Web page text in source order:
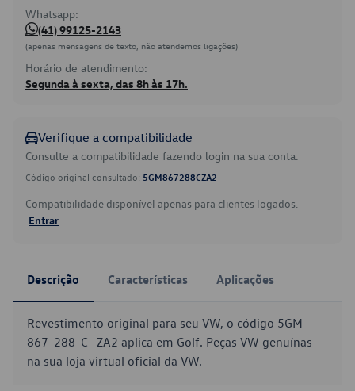
Whatsapp:
(41) 99125-2143
(apenas mensagens de texto, não atendemos ligações)
Horário de atendimento:
Segunda à sexta, das 8h às 17h.
Verifique a compatibilidade
Consulte a compatibilidade fazendo login na sua conta.
Código original consultado: 5GM867288CZA2
Compatibilidade disponível apenas para clientes logados.
Entrar
Descrição Características Aplicações
Revestimento original para seu VW, o código 5GM-
867-288-C -ZA2 aplica em Golf. Peças VW genuínas
na sua loja virtual oficial da VW.